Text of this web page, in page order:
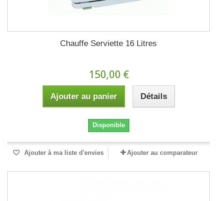
Chauffe Serviette 16 Litres
150,00 €
Ajouter au panier Détails
Disponible
Ajouter à ma liste d'envies Ajouter au comparateur